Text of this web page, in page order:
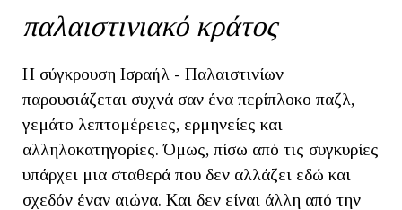
παλαιστινιακό κράτος
Η σύγκρουση Ισραήλ - Παλαιστινίων
παρουσιάζεται συχνά σαν ένα περίπλοκο παζλ,
γεμάτο λεπτομέρειες, ερμηνείες και
αλληλοκατηγορίες. Όμως, πίσω από τις συγκυρίες
υπάρχει μια σταθερά που δεν αλλάζει εδώ και
σχεδόν έναν αιώνα. Και δεν είναι άλλη από την